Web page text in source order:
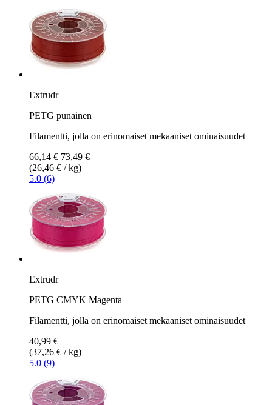
Extrudr
PETG punainen
Filamentti, jolla on erinomaiset mekaaniset ominaisuudet
66,14 € 73,49 €
(26,46 € / kg)
5.0 (6)
Extrudr
PETG CMYK Magenta
Filamentti, jolla on erinomaiset mekaaniset ominaisuudet
40,99 €
(37,26 € / kg)
5.0 (9)